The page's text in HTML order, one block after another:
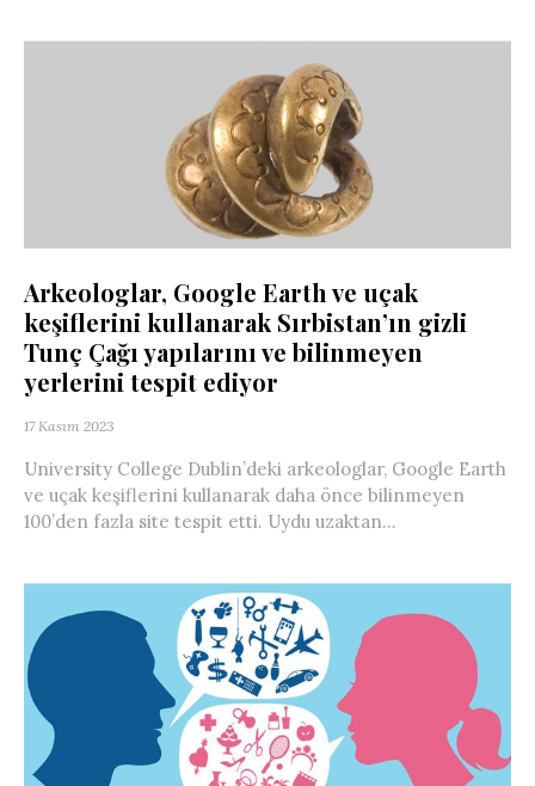
Arkeologlar, Google Earth ve uçak
keşiflerini kullanarak Sırbistan’ın gizli
Tunç Çağı yapılarını ve bilinmeyen
yerlerini tespit ediyor
17 Kasım 2023
University College Dublin’deki arkeologlar, Google Earth
ve uçak keşiflerini kullanarak daha önce bilinmeyen
100’den fazla site tespit etti. Uydu uzaktan...